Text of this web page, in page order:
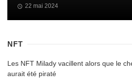
22 mai 2024
NFT
Les NFT Milady vacillent alors que le
aurait été piraté